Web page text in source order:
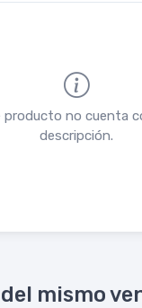
producto no cuenta
descripción.
mismo